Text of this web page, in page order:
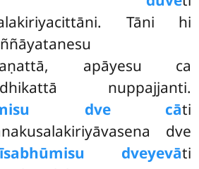
Tāni hi
apāyesu ca
nuppajjanti.
dve cāti
dve
dveyevāti